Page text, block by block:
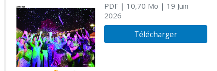
PDF| 10,70 Mo | 19 Juin
2026
Télécharger